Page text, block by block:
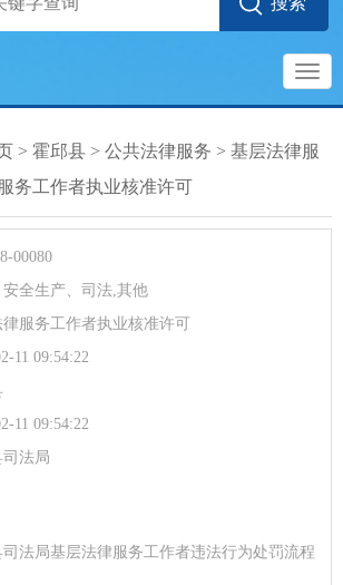
> 霍邱县 > 公共法律服务 > 基层法律服
务工作者执业核准许可
00080
全生产、司法,其他
服务工作者执业核准许可
11 09:54:22
11 09:54:22
法局
法局基层法律服务工作者违法行为处罚流程